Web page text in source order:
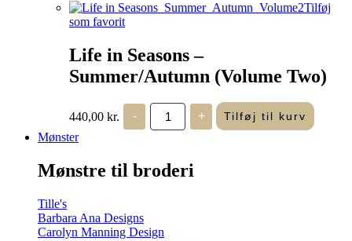
Tilføj
som favorit
Life in Seasons –
Summer/Autumn (Volume Two)
440,00 kr. -
Life
Seasons
(Volume
+ Tilføj til kurv
Mønster
Mønstre til broderi
Tille's
Barbara Ana Designs
Carolyn Manning Design